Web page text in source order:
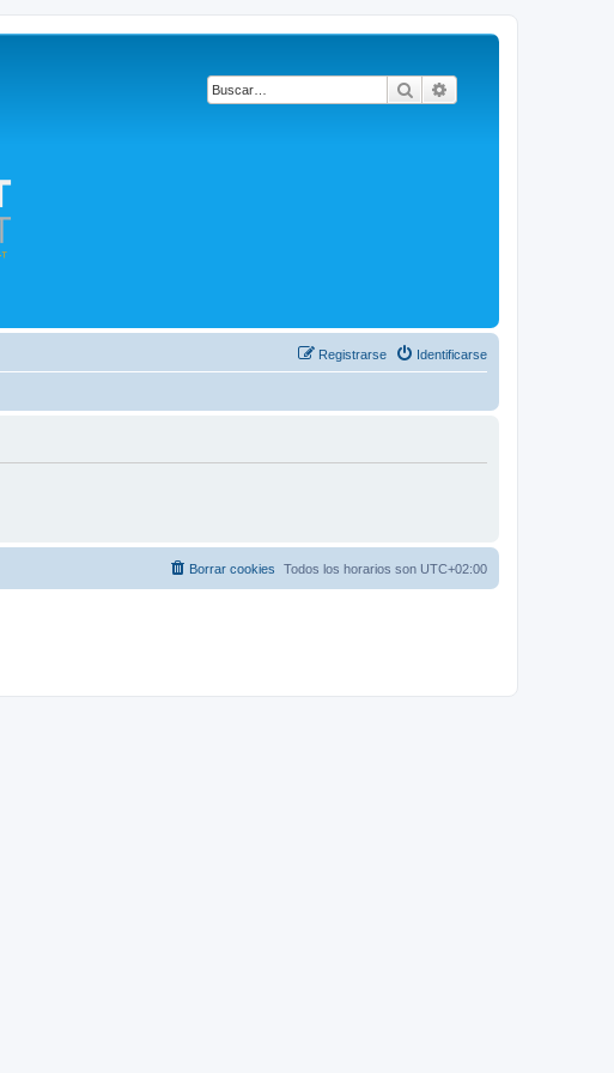
Buscar
Identificarse
Registrarse
Todos los horarios son UTC+02:00
Borrar cookies